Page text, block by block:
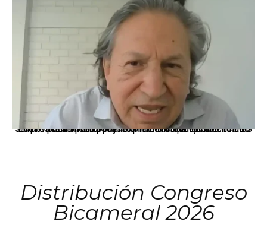
La presidenta Keiko Fujimori informó que la solicitud de indulto presentada por el expresidente Alejandro Toledo será evaluada por la Comisión de Gracias Presidenciales conforme al procedimiento establecido.
Distribución Congreso
Bicameral 2026